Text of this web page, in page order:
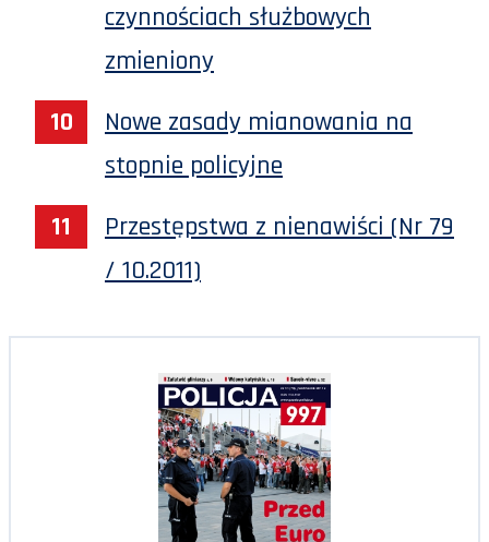
czynnościach służbowych
zmieniony
Nowe zasady mianowania na
stopnie policyjne
Przestępstwa z nienawiści (Nr 79
/ 10.2011)